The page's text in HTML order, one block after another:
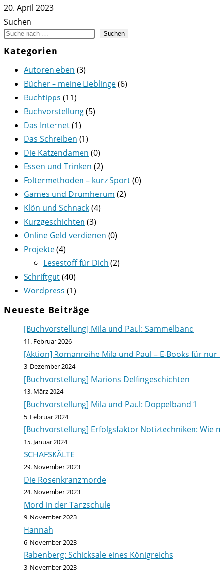
20. April 2023
Suchen
Suchen
Kategorien
Autorenleben (3)
Bücher – meine Lieblinge(6)
Buchtipps (11)
Buchvorstellung(5)
Das Internet(1)
Das Schreiben (1)
Die Katzendamen (0)
Essen und Trinken (2)
Foltermethoden – kurz Sport(0)
Games und Drumherum (2)
Klön und Schnack(4)
Kurzgeschichten (3)
Online Geld verdienen (0)
Projekte(4)
Lesestoff für Dich (2)
Schriftgut(40)
Wordpress (1)
Neueste Beiträge
[Buchvorstellung] Mila und Paul: Sammelband
11. Februar 2026
[Aktion] Romanreihe Mila und Paul – E-Books für nur
3. Dezember 2024
[Buchvorstellung] Marions Delfingeschichten
13. März 2024
[Buchvorstellung] Mila und Paul: Doppelband 1
5. Februar 2024
[Buchvorstellung] Erfolgsfaktor Notiztechniken:
15. Januar 2024
SCHAFSKÄLTE
29. November 2023
Die Rosenkranzmorde
24. November 2023
Mord in der Tanzschule
9. November 2023
Hannah
6. November 2023
Rabenberg: Schicksale eines Königreichs
3. November 2023